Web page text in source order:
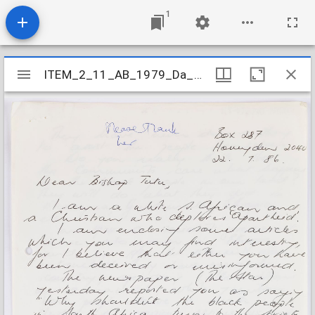
1
Mirador
viewer
ITEM_2_11_AB_1979_Da_3-4_V-Z_002
ITEM_2_11_AB_1979_Da_3-4_V-Z_002